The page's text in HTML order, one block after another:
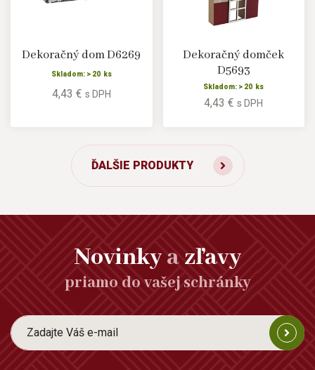
Dekoračný dom D6269
Skladom: > 20 ks
4,43 € s DPH
Dekoračný domček
D5693
Skladom: > 20 ks
4,43 €s DPH
ĎALŠIE PRODUKTY
Novinkyazľavy
priamo do vašej schránky